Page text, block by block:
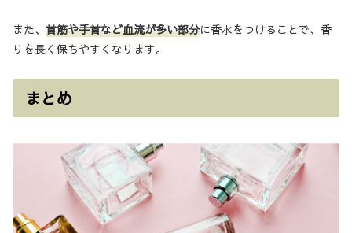
また、 首筋や手首など血流が多い部分に香水をつけることで、香
りを長く保ちやすくなります。
まとめ